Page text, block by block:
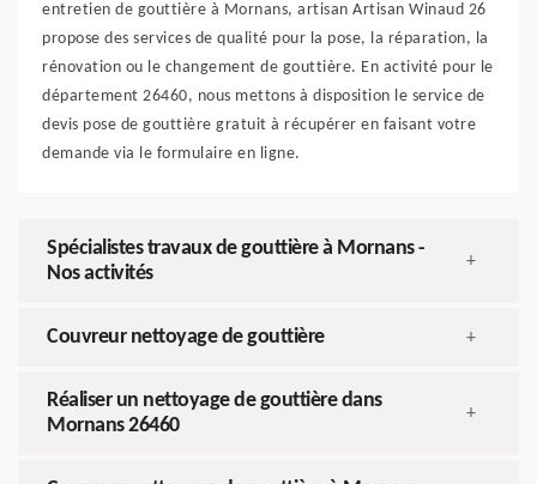
entretien de gouttière à Mornans, artisan Artisan Winaud 26
propose des services de qualité pour la pose, la réparation, la
rénovation ou le changement de gouttière. En activité pour le
département 26460, nous mettons à disposition le service de
devis pose de gouttière gratuit à récupérer en faisant votre
demande via le formulaire en ligne.
Spécialistes travaux de gouttière à Mornans -
Nos activités
+
Couvreur nettoyage de gouttière +
Réaliser un nettoyage de gouttière dans
Mornans 26460
+